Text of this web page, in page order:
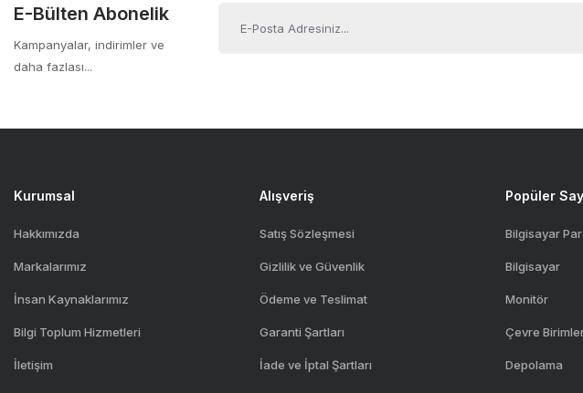
Bu ürüne benzer farklı alternatifler olmalı.
E-Bülten Abonelik
Kampanyalar, indirimler ve
daha fazlası...
Kurumsal
Hakkımızda
Markalarımız
İnsan Kaynaklarımız
Bilgi Toplum Hizmetleri
İletişim
Alışveriş
Satış Sözleşmesi
Gizlilik ve Güvenlik
Ödeme ve Teslimat
Garanti Şartları
İade ve İptal Şartları
Popüler
Bilgisayar
Bilgisayar
Monitör
Çevre
Depolama